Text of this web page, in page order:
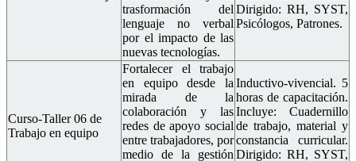
trasformación del
lenguaje no verbal
por el impacto de las
nuevas tecnologías.
Dirigido: RH, SYST,
Psicólogos, Patrones.
Curso-Taller 06 de
Trabajo en equipo
Fortalecer el trabajo
en equipo desde la
mirada de la
colaboración y las
redes de apoyo social
entre trabajadores, por
medio de la gestión
Inductivo-vivencial. 5
horas de capacitación.
Incluye: Cuadernillo
de trabajo, material y
constancia curricular.
Dirigido: RH, SYST,